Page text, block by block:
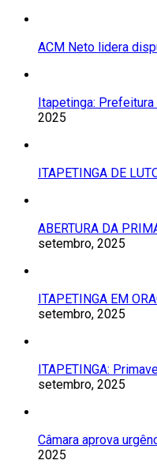
ACM Neto lidera
Itapetinga:
2025
ITAPETINGA DE
ABERTURA DA
setembro, 2025
ITAPETINGA EM
setembro, 2025
ITAPETINGA:
setembro, 2025
Câmara aprova
2025